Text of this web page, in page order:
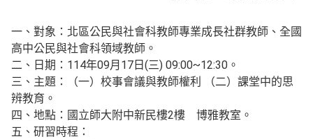
一、對象：北區公民與社會科教師專業成長社群教師、全國
高中公民與社會科領域教師。
二、日期：114年09月17日(三) 09:00~12:30。
三、主題：（一）校事會議與教師權利 （二）課堂中的思
辨教育。
四、地點：國立師大附中新民樓2樓 博雅教室。
五、研習時程：